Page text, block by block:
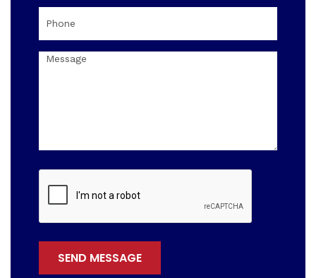
SEND MESSAGE